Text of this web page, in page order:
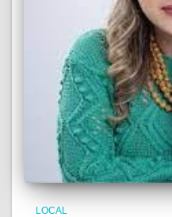
LOCAL